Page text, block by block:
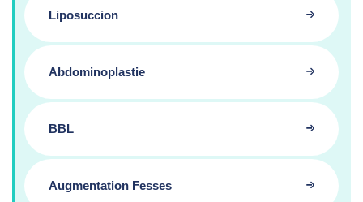
Liposuccion
Abdominoplastie
BBL
Augmentation Fesses